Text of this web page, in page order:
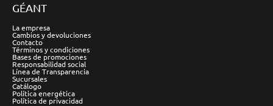
GÉANT
La empresa
Cambios y devoluciones
Contacto
Términos y condiciones
Bases de promociones
Responsabilidad social
Línea de Transparencia
Sucursales
Catálogo
Política energética
Política de privacidad